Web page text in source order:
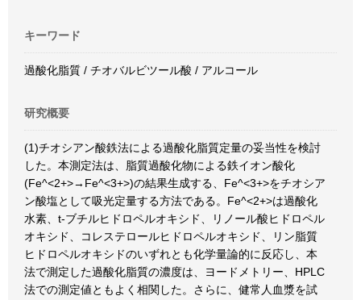
キーワード
過酸化脂質 / チオバルビツール酸 / アルコール
研究概要
(1)チオシアン酸鉄法による過酸化脂質定量の妥当性を検討
した。本測定法は、脂質過酸化物による鉄イオン酸化
(Fe^<2+>→Fe^<3+>)の結果生成する、Fe^<3+>をチオシア
ン酸塩として吸光定量する方法である。Fe^<2+>は過酸化
水素、t-ブチルヒドロペルオキシド、リノール酸ヒドロペル
オキシド、コレステロールヒドロペルオキシド、リン脂質
ヒドロペルオキシドのいずれとも化学量論的に反応し、本
法で測定した過酸化脂質の濃度は、ヨードメトリー、HPLC
法での測定値ともよく相関した。さらに、健常人血漿を試